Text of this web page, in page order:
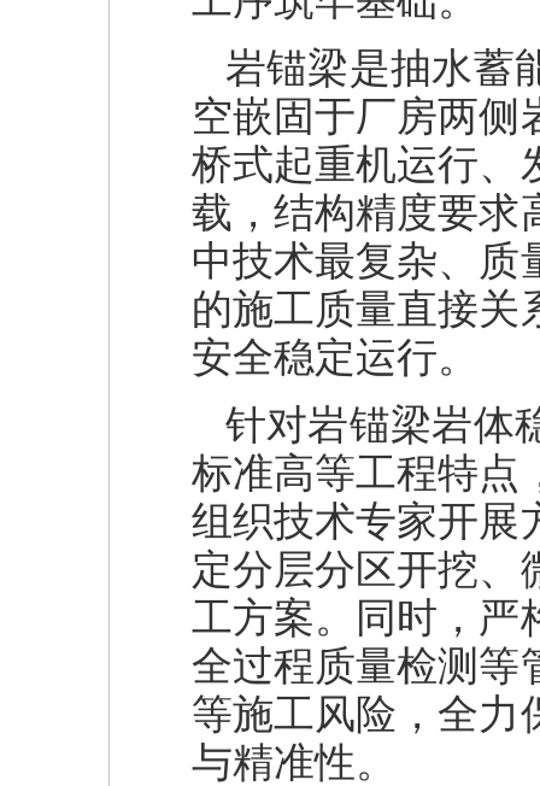
岩锚梁是抽水蓄
空嵌固于厂房两侧
桥式起重机运行、
载，结构精度要求
中技术最复杂、质
的施工质量直接关
安全稳定运行。
针对岩锚梁岩体
标准高等工程特点
组织技术专家开展
定分层分区开挖、
工方案。同时，严
全过程质量检测等
等施工风险，全力
与精准性。